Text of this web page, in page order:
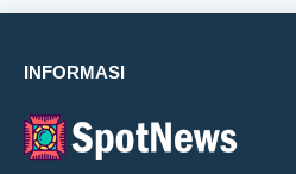
INFORMASI